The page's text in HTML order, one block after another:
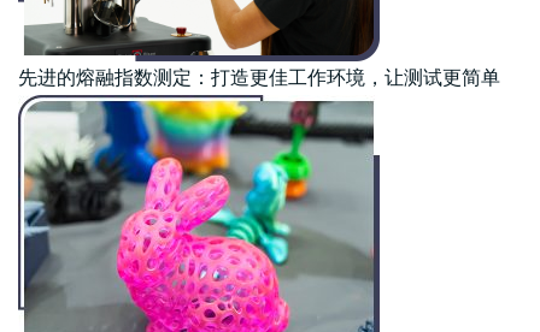
先进的熔融指数测定：打造更佳工作环境，让测试更简单